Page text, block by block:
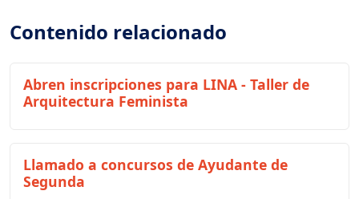
Contenido relacionado
Abren inscripciones para LINA - Taller de
Arquitectura Feminista
Llamado a concursos de Ayudante de
Segunda